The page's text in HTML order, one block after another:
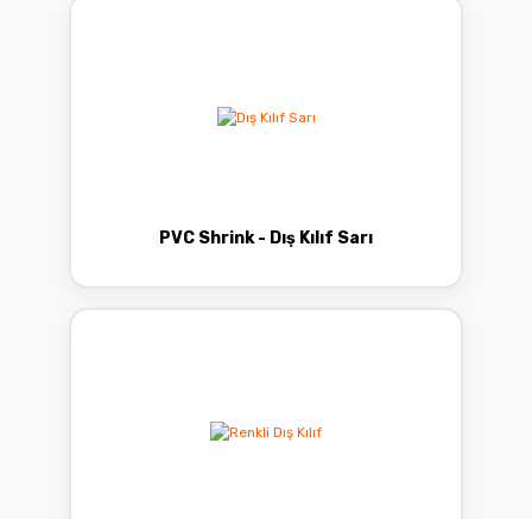
PVC Shrink - Dış Kılıf Sarı